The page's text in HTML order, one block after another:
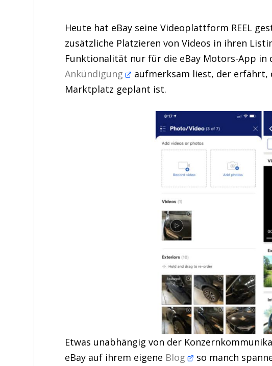
Heute hat eBay seine Videoplattform REEL
zusätzliche Platzieren von Videos in ihren
Funktionalität nur für die eBay Motors-App in
Ankündigung
aufmerksam liest, der erfährt,
Marktplatz geplant ist.
Etwas unabhängig von der
eBay auf ihrem eigene Blog so manch